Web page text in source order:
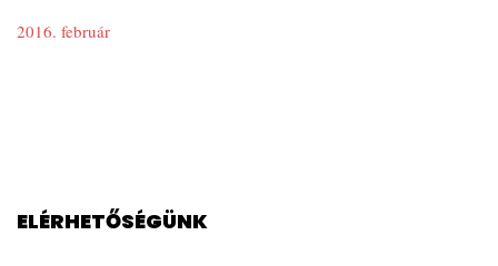
2016. február
ELÉRHETŐSÉGÜNK